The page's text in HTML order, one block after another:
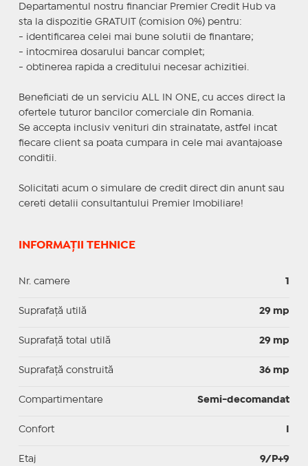
Departamentul nostru financiar Premier Credit Hub va
sta la dispozitie GRATUIT (comision 0%) pentru:
- identificarea celei mai bune solutii de finantare;
- intocmirea dosarului bancar complet;
- obtinerea rapida a creditului necesar achizitiei.
Beneficiati de un serviciu ALL IN ONE, cu acces direct la
ofertele tuturor bancilor comerciale din Romania.
Se accepta inclusiv venituri din strainatate, astfel incat
fiecare client sa poata cumpara in cele mai avantajoase
conditii.
Solicitati acum o simulare de credit direct din anunt sau
cereti detalii consultantului Premier Imobiliare!
INFORMAȚII TEHNICE
Nr. camere 1
Suprafaţă utilă 29 mp
Suprafaţă total utilă 29 mp
Suprafaţă construită 36 mp
Compartimentare Semi-decomandat
Confort
Etaj 9/P+9